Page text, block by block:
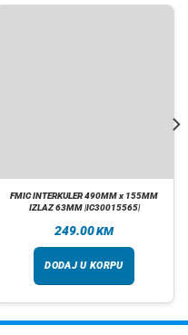
FMIC INTERKULER 490MM x 155MM
IZLAZ 63MM |IC30015565|
249.00KM
DODAJ U KORPU